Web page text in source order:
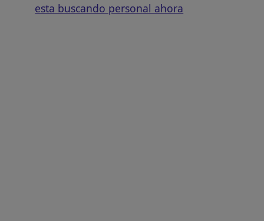
esta buscando personal ahora